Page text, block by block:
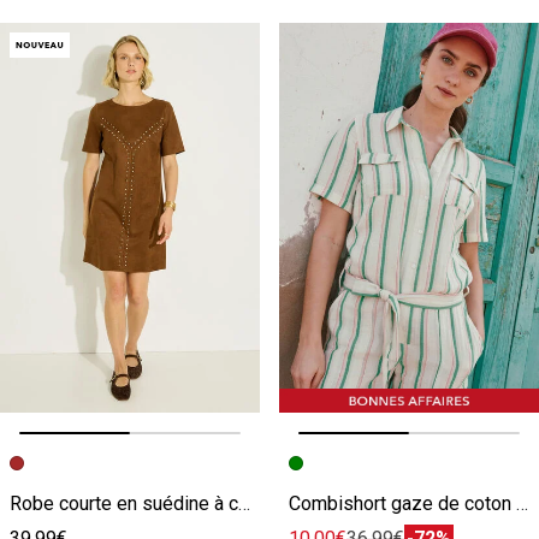
Image précédente
Image suivante
Robe courte en suédine à clous
Image précédente
Image suivante
Combishort gaze de coton femme